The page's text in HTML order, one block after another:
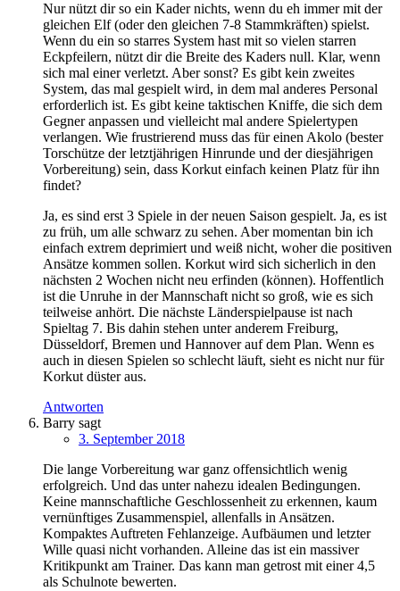
Nur nützt dir so ein Kader nichts, wenn du eh immer mit der
gleichen Elf (oder den gleichen 7-8 Stammkräften) spielst.
Wenn du ein so starres System hast mit so vielen starren
Eckpfeilern, nützt dir die Breite des Kaders null. Klar, wenn
sich mal einer verletzt. Aber sonst? Es gibt kein zweites
System, das mal gespielt wird, in dem mal anderes Personal
erforderlich ist. Es gibt keine taktischen Kniffe, die sich dem
Gegner anpassen und vielleicht mal andere Spielertypen
verlangen. Wie frustrierend muss das für einen Akolo (bester
Torschütze der letztjährigen Hinrunde und der diesjährigen
Vorbereitung) sein, dass Korkut einfach keinen Platz für ihn
findet?
Ja, es sind erst 3 Spiele in der neuen Saison gespielt. Ja, es ist
zu früh, um alle schwarz zu sehen. Aber momentan bin ich
einfach extrem deprimiert und weiß nicht, woher die positiven
Ansätze kommen sollen. Korkut wird sich sicherlich in den
nächsten 2 Wochen nicht neu erfinden (können). Hoffentlich
ist die Unruhe in der Mannschaft nicht so groß, wie es sich
teilweise anhört. Die nächste Länderspielpause ist nach
Spieltag 7. Bis dahin stehen unter anderem Freiburg,
Düsseldorf, Bremen und Hannover auf dem Plan. Wenn es
auch in diesen Spielen so schlecht läuft, sieht es nicht nur für
Korkut düster aus.
Antworten
Barry sagt
3. September 2018
Die lange Vorbereitung war ganz offensichtlich wenig
erfolgreich. Und das unter nahezu idealen Bedingungen.
Keine mannschaftliche Geschlossenheit zu erkennen, kaum
vernünftiges Zusammenspiel, allenfalls in Ansätzen.
Kompaktes Auftreten Fehlanzeige. Aufbäumen und letzter
Wille quasi nicht vorhanden. Alleine das ist ein massiver
Kritikpunkt am Trainer. Das kann man getrost mit einer 4,5
als Schulnote bewerten.